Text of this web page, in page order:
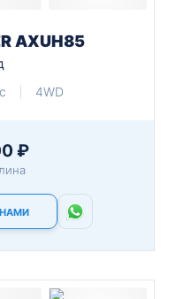
AXUH85
4WD
₽